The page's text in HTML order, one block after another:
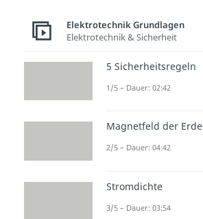
Elektrotechnik Grundlagen
Elektrotechnik & Sicherheit
5 Sicherheitsregeln
1/5 – Dauer: 02:42
Magnetfeld der Erde
2/5 – Dauer: 04:42
Stromdichte
3/5 – Dauer: 03:54